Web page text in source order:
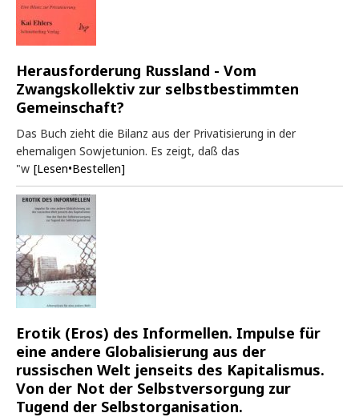
Herausforderung Russland - Vom
Zwangskollektiv zur selbstbestimmten
Gemeinschaft?
Das Buch zieht die Bilanz aus der Privatisierung in der
ehemaligen Sowjetunion. Es zeigt, daß das
"w [Lesen•Bestellen]
Erotik (Eros) des Informellen. Impulse für
eine andere Globalisierung aus der
russischen Welt jenseits des Kapitalismus.
Von der Not der Selbstversorgung zur
Tugend der Selbstorganisation.